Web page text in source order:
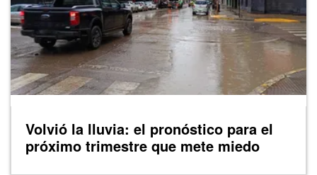
Volvió la lluvia: el pronóstico para el
próximo trimestre que mete miedo